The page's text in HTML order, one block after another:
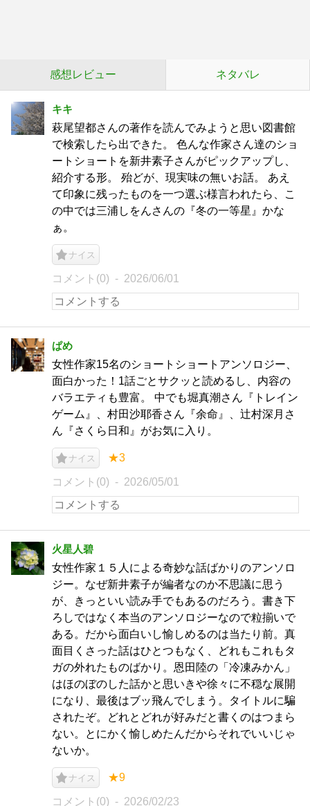
感想レビュー ネタバレ
キキ
萩尾望都さんの著作を読んでみようと思い図書館
で検索したら出できた。 色んな作家さん達のショ
ートショートを新井素子さんがピックアップし、
紹介する形。 殆どが、現実味の無いお話。 あえ
て印象に残ったものを一つ選ぶ様言われたら、こ
の中では三浦しをんさんの『冬の一等星』かな
ぁ。
ナイス
コメント(0) 2026/06/01
ぱめ
女性作家15名のショートショートアンソロジー、
面白かった！1話ごとサクッと読めるし、内容の
バラエティも豊富。 中でも堀真潮さん『トレイン
ゲーム』、村田沙耶香さん『余命』、辻村深月さ
ん『さくら日和』がお気に入り。
ナイス ★3
コメント(0) 2026/05/01
火星人碧
女性作家１５人による奇妙な話ばかりのアンソロ
ジー。なぜ新井素子が編者なのか不思議に思う
が、きっといい読み手でもあるのだろう。書き下
ろしではなく本当のアンソロジーなので粒揃いで
ある。だから面白いし愉しめるのは当たり前。真
面目くさった話はひとつもなく、どれもこれもタ
ガの外れたものばかり。恩田陸の「冷凍みかん」
はほのぼのした話かと思いきや徐々に不穏な展開
になり、最後はブッ飛んでしまう。タイトルに騙
されたぞ。どれとどれが好みだと書くのはつまら
ない。とにかく愉しめたんだからそれでいいじゃ
ないか。
ナイス ★9
コメント(0) 2026/02/23